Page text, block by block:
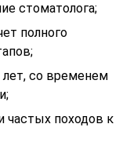
стоматолога;
полного
со временем
частых походов к